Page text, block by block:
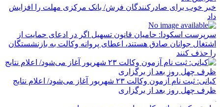
خبر خوب برای صادرکنندگان فرش/ بانک مرکزی مهلت را افزایش
داد
سرپرست اسکودا: حامیان قانون تسهیل اگر در ادعای حمایت از
اشتغال جوانان صادق هستند، اعطای پروانه وکالت به بازنشستگان
را حذف کنند
کیانی: ثبت نام آزمون وکالت ۲۳ شهریور آغاز می‌شود/ اعلام نتایج
ظرف چهل روز بعد از برگزاری